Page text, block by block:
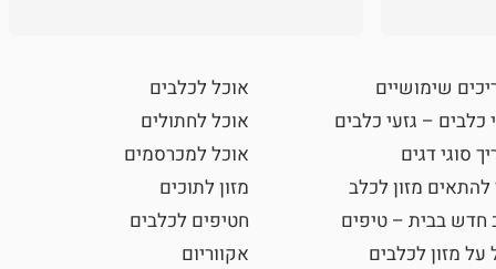
שימושיים
כלבים – גזעי כלבים
סוגי דגים
להתאים מזון לכלב
חדש בבית – טיפים
על מזון לכלבים
אוכל לכלבים
אוכל לחתולים
אוכל למכרסמים
מזון לתוכים
חטיפים לכלבים
אקווריום